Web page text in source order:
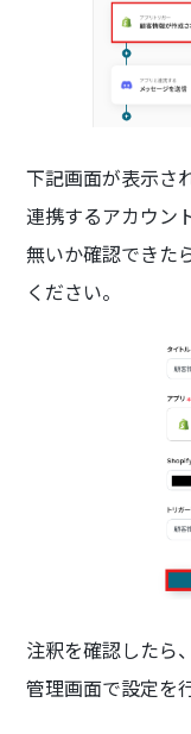
下記画面が表示さ
連携するアカウン
無いか確認できた
ください。
注釈を確認したら
管理画面で設定を